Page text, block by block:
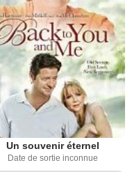
Un souvenir éternel
Date de sortie inconnue